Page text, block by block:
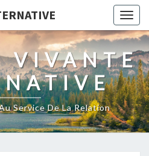
VIVANTE
Service De La Relation